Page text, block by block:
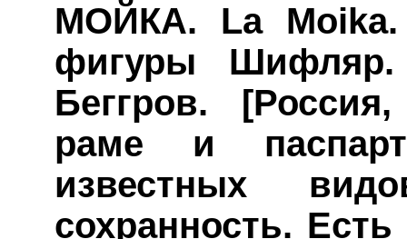
МОЙКА. La
фигуры
Беггров.
раме и
известных
сохранность.